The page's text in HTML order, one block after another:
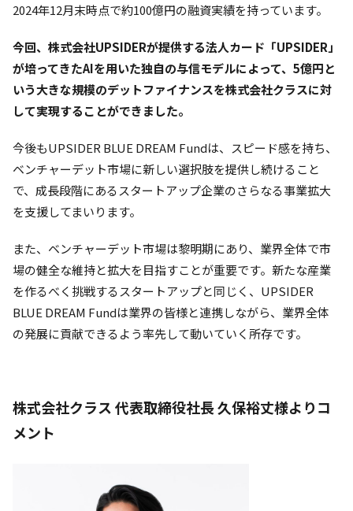
2024年12月末時点で約100億円の融資実績を持っています。
今回、株式会社UPSIDERが提供する法人カード「UPSIDER」
が培ってきたAIを用いた独自の与信モデルによって、5億円と
いう大きな規模のデットファイナンスを株式会社クラスに対
して実現することができました。
今後もUPSIDER BLUE DREAM Fundは、スピード感を持ち、
ベンチャーデット市場に新しい選択肢を提供し続けること
で、成長段階にあるスタートアップ企業のさらなる事業拡大
を支援してまいります。
また、ベンチャーデット市場は黎明期にあり、業界全体で市
場の健全な維持と拡大を目指すことが重要です。新たな産業
を作るべく挑戦するスタートアップと同じく、UPSIDER
BLUE DREAM Fundは業界の皆様と連携しながら、業界全体
の発展に貢献できるよう率先して動いていく所存です。
株式会社クラス 代表取締役社長 久保裕丈様よりコ
メント